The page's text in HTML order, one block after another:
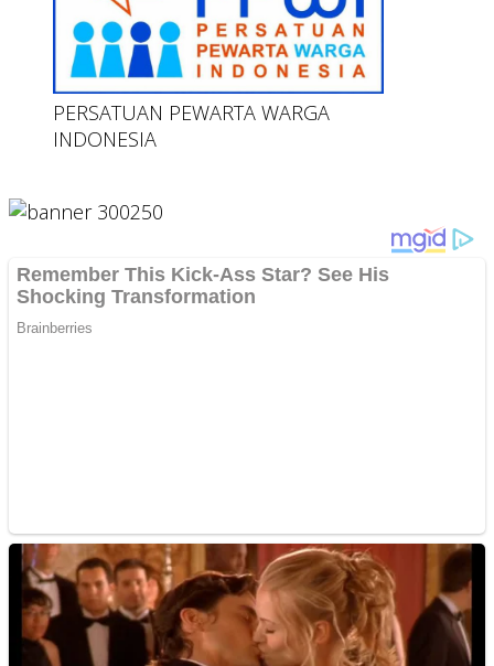
PERSATUAN PEWARTA WARGA
INDONESIA